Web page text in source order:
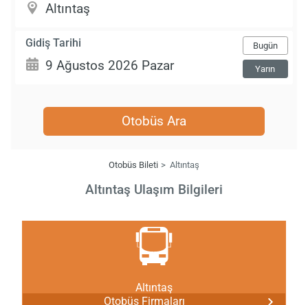
Gidiş Tarihi Bugün
Yarın
Otobüs Ara
Otobüs Bileti Altıntaş
Altıntaş Ulaşım Bilgileri
Altıntaş
Otobüs Firmaları